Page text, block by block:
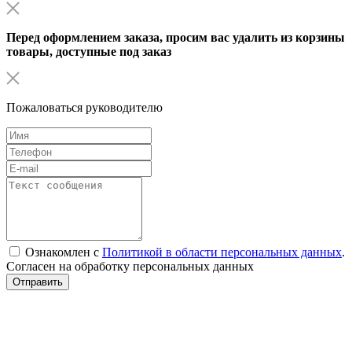
Перед оформлением заказа, просим вас удалить из корзины
товары, доступные под заказ
Пожаловаться руководителю
Ознакомлен с Политикой в области персональных данных.
Согласен на обработку персональных данных
Отправить